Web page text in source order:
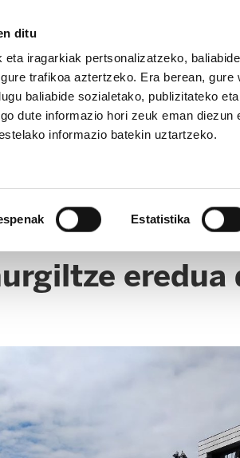
ditu
iragarkiak pertsonalizatzeko,
trafikoa aztertzeko. Era berean, gure
baliabide sozialetako, publizitateko
dute informazio hori zeuk eman diezun
informazio batekin uztartzeko.
Estatistika
eredua